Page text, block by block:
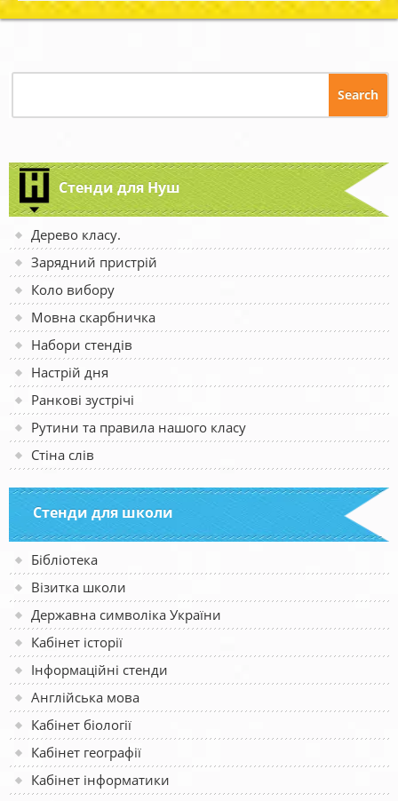
Стенди для Нуш
Дерево класу.
Зарядний пристрій
Коло вибору
Мовна скарбничка
Набори стендів
Настрій дня
Ранкові зустрічі
Рутини та правила нашого класу
Стіна слів
Стенди для школи
Бібліотека
Візитка школи
Державна символіка України
Кабінет історії
Інформаційні стенди
Англійська мова
Кабінет біології
Кабінет географії
Кабінет інформатики